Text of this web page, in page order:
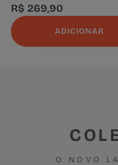
R$ 269,90
ADICIONAR
O NOVO